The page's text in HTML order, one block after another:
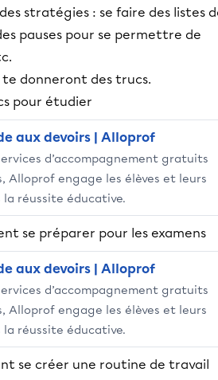
stratégies : se faire des listes
pauses pour se permettre de
te donneront des trucs.
pour étudier
aux devoirs | Alloprof
d’accompagnement gratuits
Alloprof engage les élèves et leurs
la réussite éducative.
se préparer pour les examens
aux devoirs | Alloprof
d’accompagnement gratuits
Alloprof engage les élèves et leurs
la réussite éducative.
se créer une routine de travail